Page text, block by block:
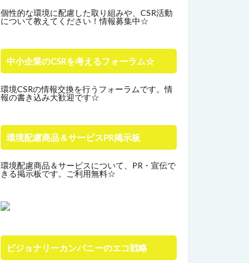
個性的な環境に配慮した取り組みや、CSR活動
について教えてください！情報募集中☆
中小企業のCSRを考えるフォーラム☆
環境CSRの情報交換を行うフォーラムです。情
報の書き込み大歓迎です☆
環境配慮商品＆サービスPR掲示板
環境配慮商品＆サービスについて、PR・宣伝で
きる掲示板です。ご利用無料☆
ビジョナリーカンパニーのエコ戦略